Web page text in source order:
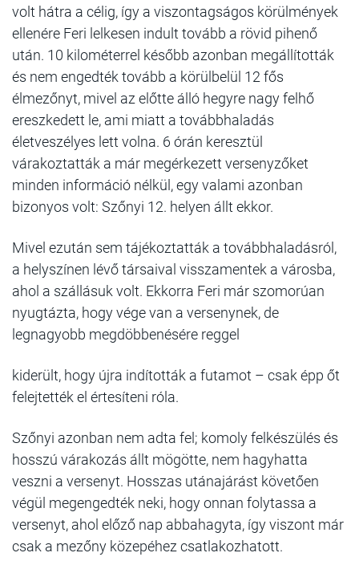
volt hátra a célig, így a viszontagságos körülmények
ellenére Feri lelkesen indult tovább a rövid pihenő
után. 10 kilométerrel később azonban megállították
és nem engedték tovább a körülbelül 12 fős
élmezőnyt, mivel az előtte álló hegyre nagy felhő
ereszkedett le, ami miatt a továbbhaladás
életveszélyes lett volna. 6 órán keresztül
várakoztatták a már megérkezett versenyzőket
minden információ nélkül, egy valami azonban
bizonyos volt: Szőnyi 12. helyen állt ekkor.
Mivel ezután sem tájékoztatták a továbbhaladásról,
a helyszínen lévő társaival visszamentek a városba,
ahol a szállásuk volt. Ekkorra Feri már szomorúan
nyugtázta, hogy vége van a versenynek, de
legnagyobb megdöbbenésére reggel
kiderült, hogy újra indították a futamot – csak épp őt
felejtették el értesíteni róla.
Szőnyi azonban nem adta fel; komoly felkészülés és
hosszú várakozás állt mögötte, nem hagyhatta
veszni a versenyt. Hosszas utánajárást követően
végül megengedték neki, hogy onnan folytassa a
versenyt, ahol előző nap abbahagyta, így viszont már
csak a mezőny közepéhez csatlakozhatott.